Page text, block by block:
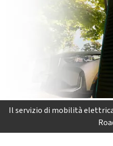
Il servizio di mobilità